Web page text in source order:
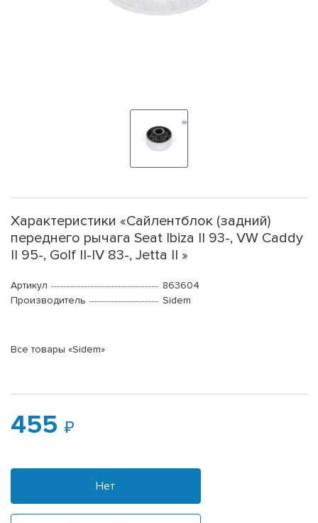
Характеристики «Сайлентблок (задний)
переднего рычага Seat Ibiza II 93-, VW Caddy
II 95-, Golf II-IV 83-, Jetta II »
Артикул
863604
Производитель
Sidem
Все товары «Sidem»
455
Нет